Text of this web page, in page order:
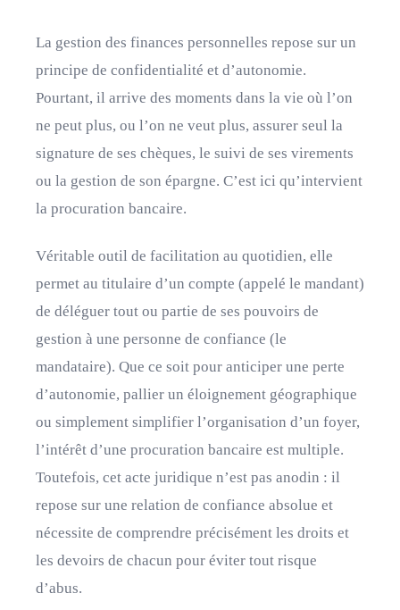
La gestion des finances personnelles repose sur un
principe de confidentialité et d’autonomie.
Pourtant, il arrive des moments dans la vie où l’on
ne peut plus, ou l’on ne veut plus, assurer seul la
signature de ses chèques, le suivi de ses virements
ou la gestion de son épargne. C’est ici qu’intervient
la procuration bancaire.
Véritable outil de facilitation au quotidien, elle
permet au titulaire d’un compte (appelé le mandant)
de déléguer tout ou partie de ses pouvoirs de
gestion à une personne de confiance (le
mandataire). Que ce soit pour anticiper une perte
d’autonomie, pallier un éloignement géographique
ou simplement simplifier l’organisation d’un foyer,
l’intérêt d’une procuration bancaire est multiple.
Toutefois, cet acte juridique n’est pas anodin : il
repose sur une relation de confiance absolue et
nécessite de comprendre précisément les droits et
les devoirs de chacun pour éviter tout risque
d’abus.